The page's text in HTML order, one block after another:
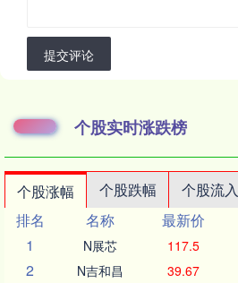
提交评论
个股实时涨跌榜
个股涨幅 个股跌幅 个股流入
排名
名称 最新价
1
N展芯 117.5
2 N吉和昌 39.67